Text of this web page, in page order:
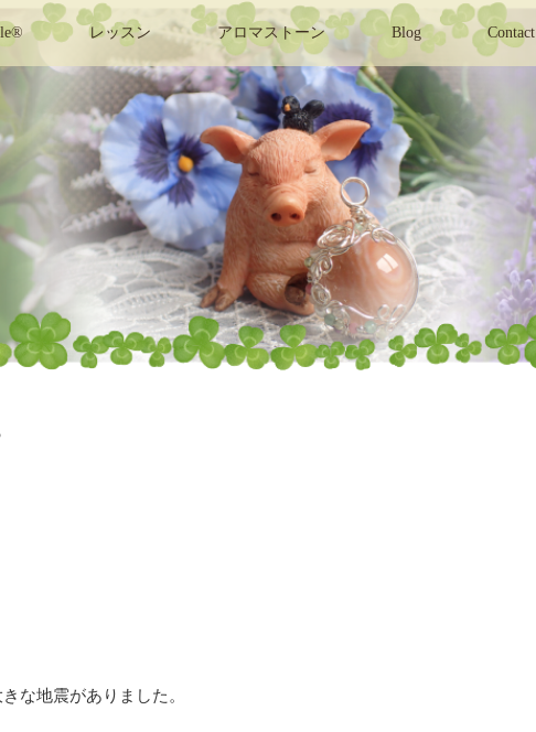
レッスン アロマストーン Blog Contact
な地震がありました。